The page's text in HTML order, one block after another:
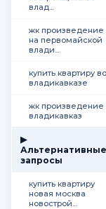
влад...
жк произведение
на первомайской
влади...
купить квартиру во
владикавказе
жк произведение
владикавказ
▶
Альтернативные
запросы
купить квартиру
новая москва
новострой...